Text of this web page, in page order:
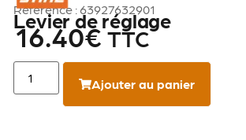
Référence : 63927632901
Levier de réglage
16.40€ TTC
Ajouter au panier